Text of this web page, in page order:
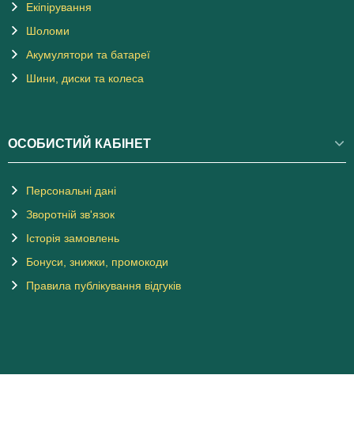
Екіпірування
Шоломи
Акумулятори та батареї
Шини, диски та колеса
ОСОБИСТИЙ КАБІНЕТ
Персональні дані
Зворотній зв'язок
Історія замовлень
Бонуси, знижки, промокоди
Правила публікування відгуків